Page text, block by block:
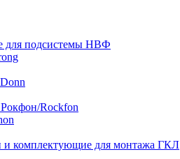
для подсистемы НВФ
Rockfon
комплектующие для монтажа ГКЛ